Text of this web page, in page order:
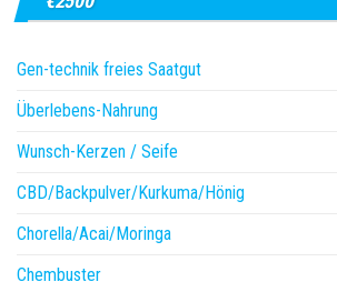
Gen-technik freies Saatgut
Überlebens-Nahrung
Wunsch-Kerzen / Seife
CBD/Backpulver/Kurkuma/Hönig
Chorella/Acai/Moringa
Chembuster